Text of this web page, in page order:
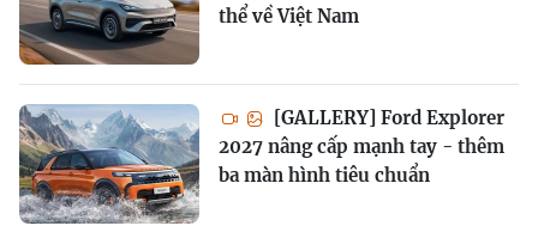
thể về Việt Nam
[GALLERY] Ford Explorer
2027 nâng cấp mạnh tay - thêm
ba màn hình tiêu chuẩn